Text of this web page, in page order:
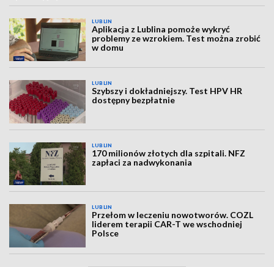
LUBLIN
Aplikacja z Lublina pomoże wykryć
problemy ze wzrokiem. Test można zrobić
w domu
LUBLIN
Szybszy i dokładniejszy. Test HPV HR
dostępny bezpłatnie
LUBLIN
170 milionów złotych dla szpitali. NFZ
zapłaci za nadwykonania
LUBLIN
Przełom w leczeniu nowotworów. COZL
liderem terapii CAR-T we wschodniej
Polsce